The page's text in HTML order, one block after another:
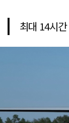
최대 14시